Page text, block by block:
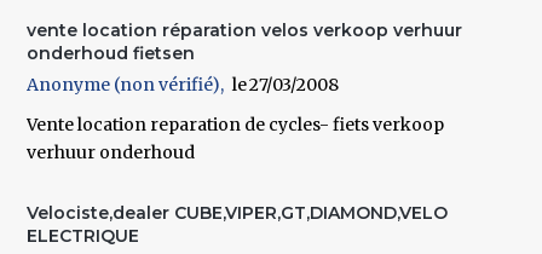
vente location réparation velos verkoop verhuur
onderhoud fietsen
Anonyme (non vérifié)
27/03/2008
Vente location reparation de cycles- fiets verkoop
verhuur onderhoud
Velociste,dealer CUBE,VIPER,GT,DIAMOND,VELO
ELECTRIQUE